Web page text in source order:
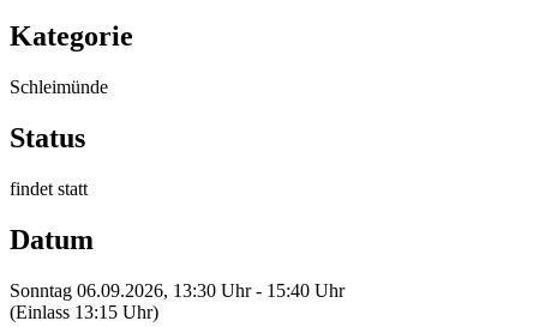
Kategorie
Schleimünde
Status
findet statt
Datum
Sonntag 06.09.2026, 13:30 Uhr - 15:40 Uhr
(Einlass 13:15 Uhr)